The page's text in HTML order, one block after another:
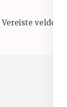
Vereiste velden